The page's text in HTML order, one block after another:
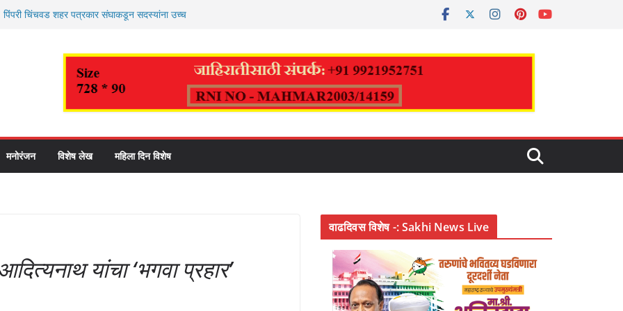
पिंपरी चिंचवड शहर पत्रकार संघाकडून सदस्यांना उच्च
पिढ्यांनी राष्ट्रनिष्ठेची प्रेरणा घ्यावी -उपमहापौर
पालखी (परतीचा प्रवास) सोहळ्याचे पिंपरी
नवा अध्याय सुरू ; आमदार अमित गोरखे
मनोरंजन विशेष लेख महिला दिन विशेष
यांचा ‘भगवा प्रहार’
वाढदिवस विशेष -: Sakhi News Live